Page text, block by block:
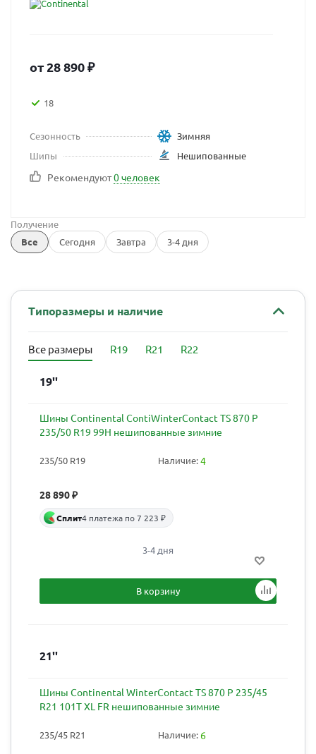
от28 890₽
18
Сезонность
Зимняя
Шипы
Нешипованные
Рекомендуют0 человек
Получение
Все
Сегодня Завтра 3-4 дня
Типоразмеры и наличие
Все размеры R19 R21 R22
19''
Шины Continental ContiWinterContact TS 870 P
235/50 R19 99H нешипованные зимние
235/50 R19 Наличие:4
28 890₽
Сплит4 платежа по 7 223 ₽
3-4 дня
В корзину
21''
Шины Continental WinterContact TS 870 P 235/45
R21 101T XL FR нешипованные зимние
235/45 R21 Наличие: 6